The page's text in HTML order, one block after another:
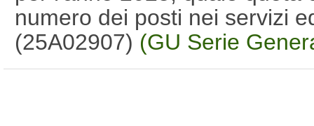
numero dei posti nei servizi
(25A02907) (GU Serie